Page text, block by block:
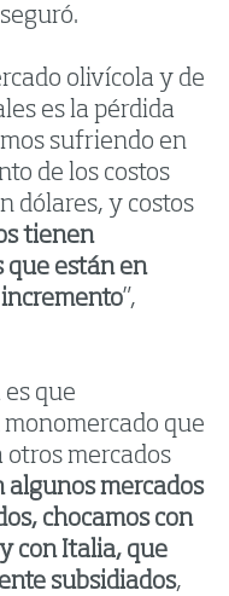
olivícola y de
es la pérdida
sufriendo en
de los costos
dólares, y costos
tienen
que están en
”,
es que
que
otros mercados
algunos mercados
chocamos con
con Italia, que
subsidiados,